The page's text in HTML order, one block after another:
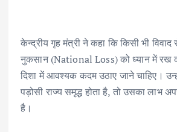
केन्द्रीय गृह मंत्री ने कहा कि किसी भी विवाद
नुकसान (National Loss) को ध्यान में
दिशा में आवश्यक कदम उठाए जाने चाहिए।
पड़ोसी राज्य समृद्ध होता है, तो उसका लाभ
है।